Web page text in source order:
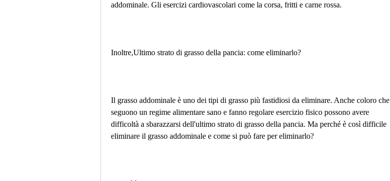
addominale. Gli esercizi cardiovascolari come la corsa, fritti e carne rossa.
Inoltre,Ultimo strato di grasso della pancia: come eliminarlo?
Il grasso addominale è uno dei tipi di grasso più fastidiosi da eliminare. Anche coloro che
seguono un regime alimentare sano e fanno regolare esercizio fisico possono avere
difficoltà a sbarazzarsi dell'ultimo strato di grasso della pancia. Ma perché è così difficile
eliminare il grasso addominale e come si può fare per eliminarlo?